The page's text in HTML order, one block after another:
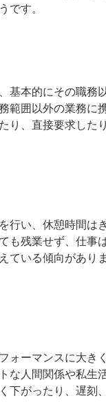
です。
基本的にその職務
範囲以外の業務に
り、直接要求した
行い、休憩時間は
も残業せず、仕事
ている傾向があり
ォーマンスに大き
な人間関係や私生
下がったり、遅刻